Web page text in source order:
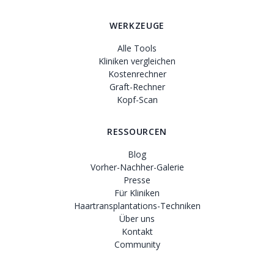
WERKZEUGE
Alle Tools
Kliniken vergleichen
Kostenrechner
Graft-Rechner
Kopf-Scan
RESSOURCEN
Blog
Vorher-Nachher-Galerie
Presse
Für Kliniken
Haartransplantations-Techniken
Über uns
Kontakt
Community